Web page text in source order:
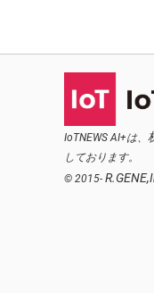
IoTNEWS AI+は、
しております。
© 2015-